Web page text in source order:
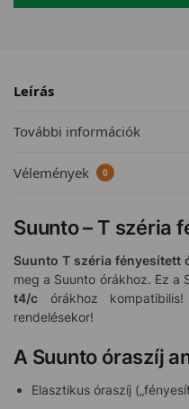
Leírás
További információk
Vélemények 0
Suunto – T széria
Suunto T széria fényesített
meg a Suunto órákhoz. Ez a
t4/c órákhoz
rendelésekor!
A Suunto óraszíj
Elasztikus óraszíj